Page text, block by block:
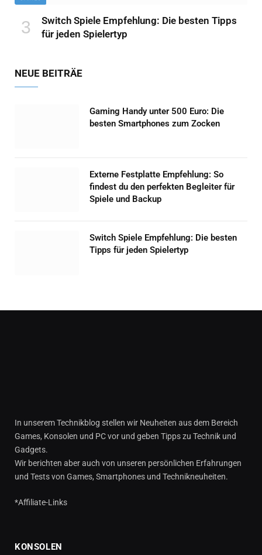
Switch Spiele Empfehlung: Die besten Tipps
für jeden Spielertyp
NEUE BEITRÄE
Gaming Handy unter 500 Euro: Die
besten Smartphones zum Zocken
Externe Festplatte Empfehlung: So
findest du den perfekten Begleiter für
Spiele und Backup
Switch Spiele Empfehlung: Die besten
Tipps für jeden Spielertyp
In unserem Technikblog stellen wir Neuheiten aus dem Bereich
Games, Konsolen und PC vor und geben Tipps zu Technik und
Gadgets.
Wir berichten aber auch von unseren persönlichen Erfahrungen
und Tests von Games, Smartphones und Technikneuheiten.
*Affiliate-Links
KONSOLEN